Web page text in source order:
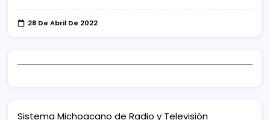
28 De Abril De 2022
Sistema Michoacano de Radio y Televisión